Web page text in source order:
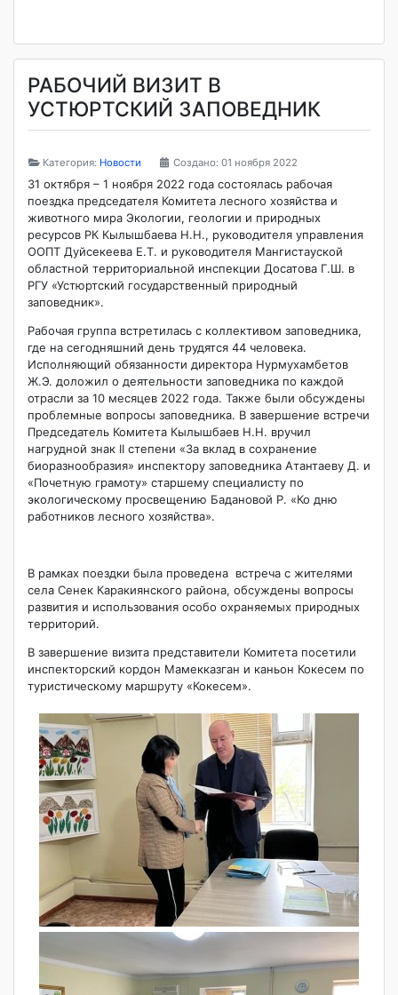
РАБОЧИЙ ВИЗИТ В
УСТЮРТСКИЙ ЗАПОВЕДНИК
Категория: Новости Создано: 01 ноября 2022
31 октября – 1 ноября 2022 года состоялась рабочая
поездка председателя Комитета лесного хозяйства и
животного мира Экологии, геологии и природных
ресурсов РК Кылышбаева Н.Н., руководителя управления
ООПТ Дуйсекеева Е.Т. и руководителя Мангистауской
областной территориальной инспекции Досатова Г.Ш. в
РГУ «Устюртский государственный природный
заповедник».
Рабочая группа встретилась с коллективом заповедника,
где на сегодняшний день трудятся 44 человека.
Исполняющий обязанности директора Нурмухамбетов
Ж.Э. доложил о деятельности заповедника по каждой
отрасли за 10 месяцев 2022 года. Также были обсуждены
проблемные вопросы заповедника. В завершение встречи
Председатель Комитета Кылышбаев Н.Н. вручил
нагрудной знак II степени «За вклад в сохранение
биоразнообразия» инспектору заповедника Атантаеву Д. и
«Почетную грамоту» старшему специалисту по
экологическому просвещению Бадановой Р. «Ко дню
работников лесного хозяйства».
В рамках поездки была проведена встреча с жителями
села Сенек Каракиянского района, обсуждены вопросы
развития и использования особо охраняемых природных
территорий.
В завершение визита представители Комитета посетили
инспекторский кордон Мамекказган и каньон Кокесем по
туристическому маршруту «Кокесем».